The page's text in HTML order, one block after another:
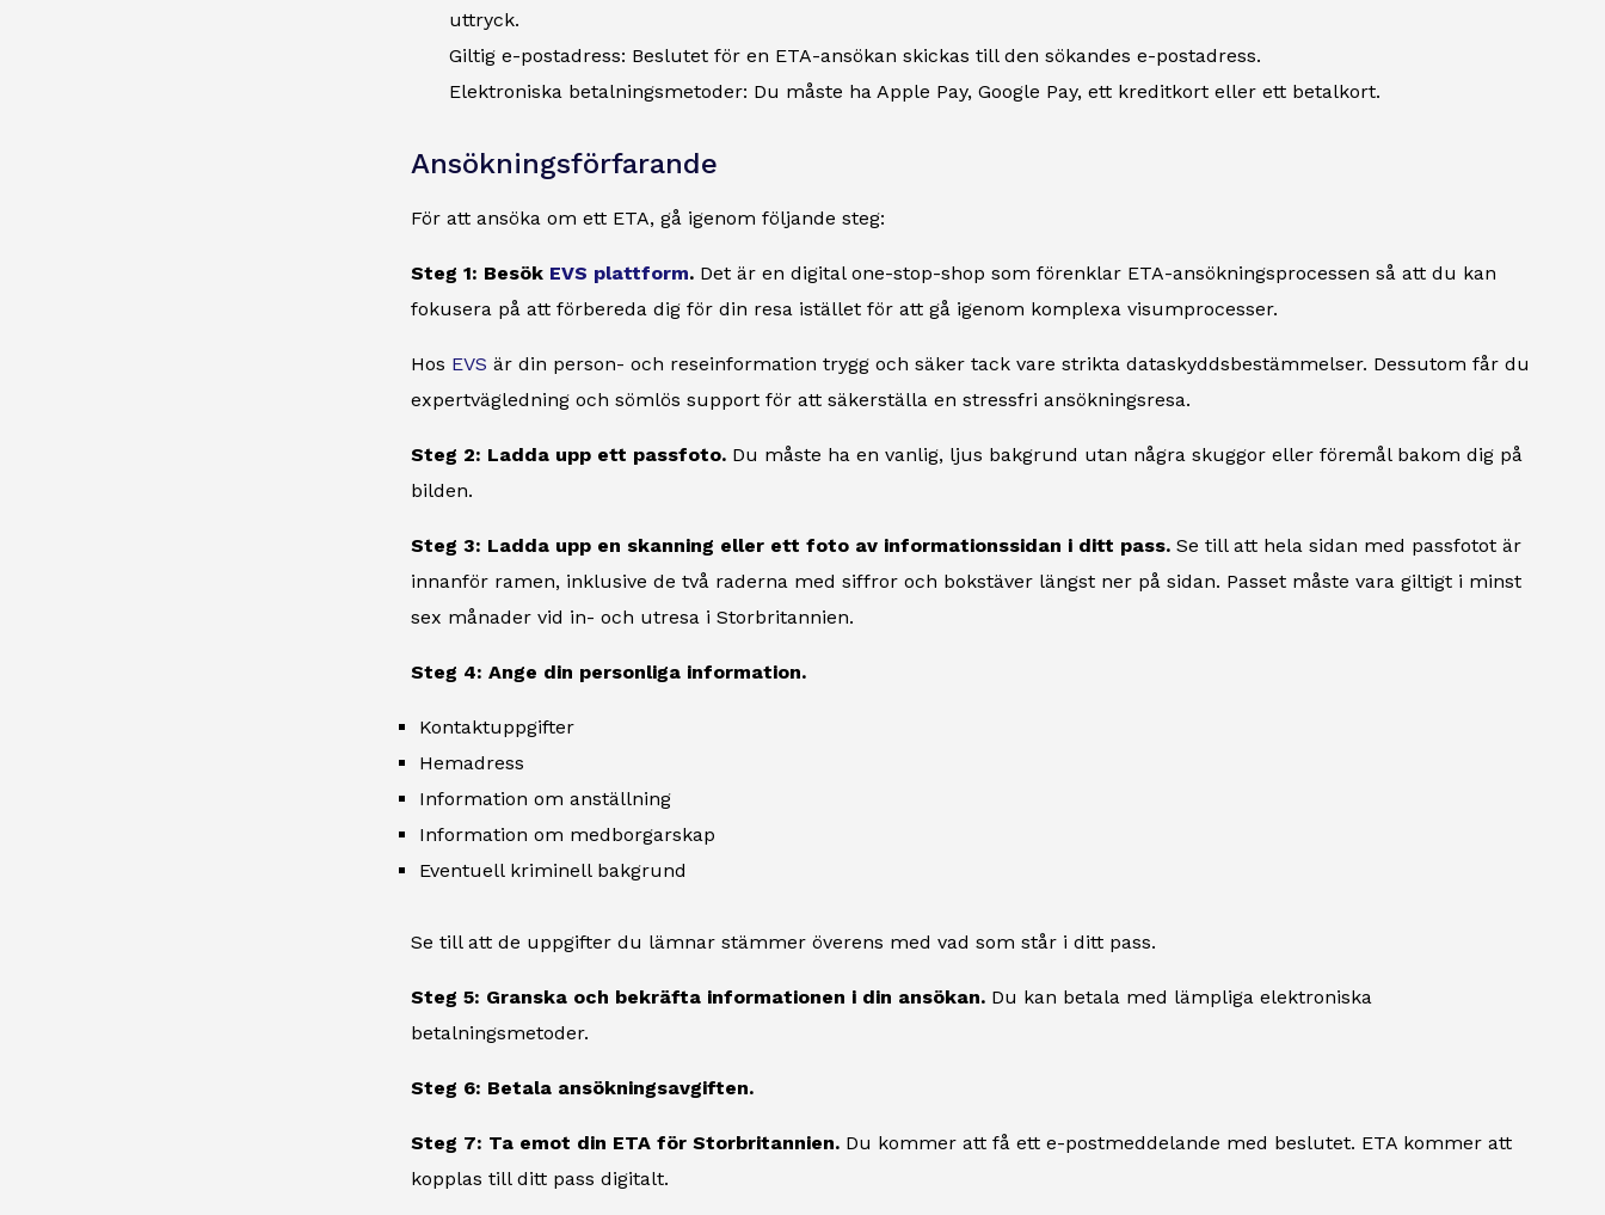
uttryck.
Giltig e-postadress: Beslutet för en ETA-ansökan skickas till den sökandes e-postadress.
Elektroniska betalningsmetoder: Du måste ha Apple Pay, Google Pay, ett kreditkort eller ett betalkort.
Ansökningsförfarande
För att ansöka om ett ETA, gå igenom följande steg:
Steg 1: Besök EVS plattform. Det är en digital one-stop-shop som förenklar ETA-ansökningsprocessen så att du kan
fokusera på att förbereda dig för din resa istället för att gå igenom komplexa visumprocesser.
Hos EVS är din person- och reseinformation trygg och säker tack vare strikta dataskyddsbestämmelser. Dessutom får du
expertvägledning och sömlös support för att säkerställa en stressfri ansökningsresa.
Steg 2: Ladda upp ett passfoto. Du måste ha en vanlig, ljus bakgrund utan några skuggor eller föremål bakom dig på
bilden.
Steg 3: Ladda upp en skanning eller ett foto av informationssidan i ditt pass. Se till att hela sidan med passfotot är
innanför ramen, inklusive de två raderna med siffror och bokstäver längst ner på sidan. Passet måste vara giltigt i minst
sex månader vid in- och utresa i Storbritannien.
Steg 4: Ange din personliga information.
Kontaktuppgifter
Hemadress
Information om anställning
Information om medborgarskap
Eventuell kriminell bakgrund
Se till att de uppgifter du lämnar stämmer överens med vad som står i ditt pass.
Steg 5: Granska och bekräfta informationen i din ansökan. Du kan betala med lämpliga elektroniska
betalningsmetoder.
Steg 6: Betala ansökningsavgiften.
Steg 7: Ta emot din ETA för Storbritannien. Du kommer att få ett e-postmeddelande med beslutet. ETA kommer att
kopplas till ditt pass digitalt.